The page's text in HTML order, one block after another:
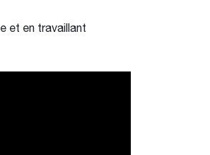
et en travaillant